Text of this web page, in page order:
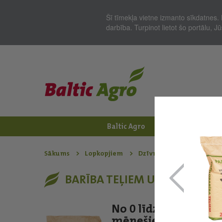
Šī tīmekļa vietne izmanto
darbība. Turpinot lietot šo portālu,
Baltic Agro
Sākums Lopkopjiem Dzīvnieku barība -
BARĪBA TEĻIEM UN
No 0 līdz 1.5